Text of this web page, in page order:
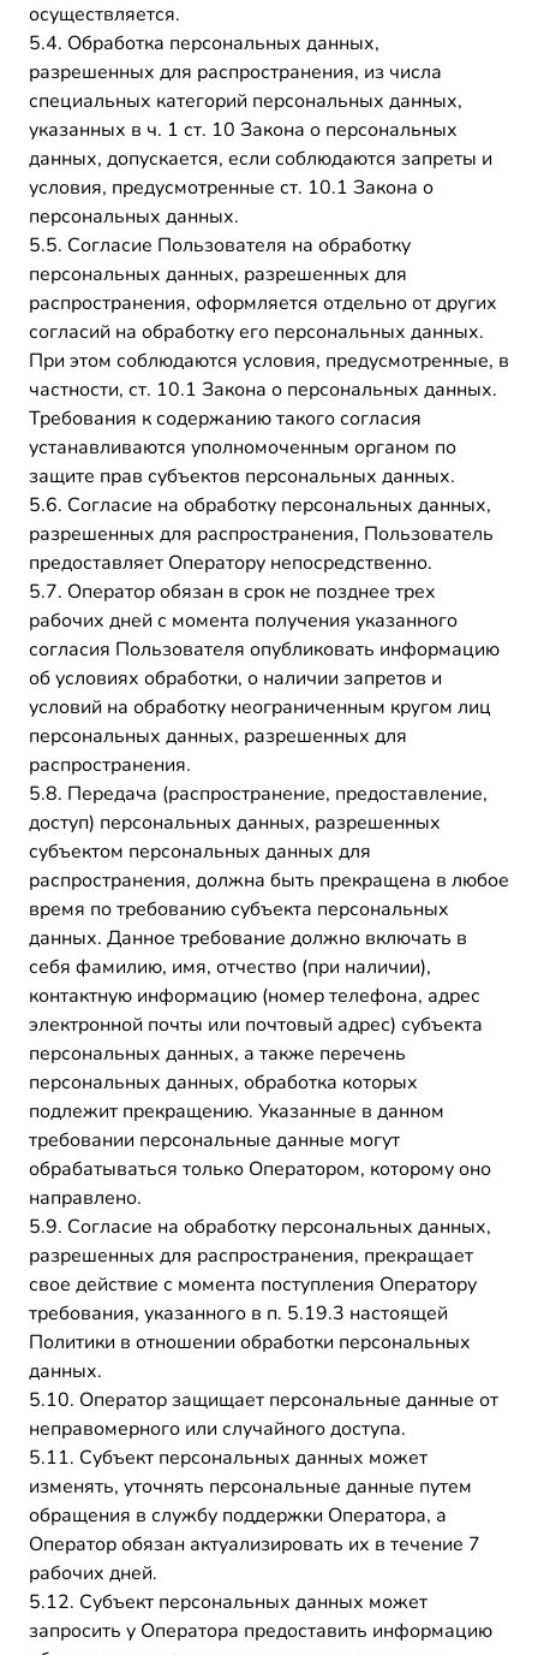
осуществляется.
5.4. Обработка персональных данных,
разрешенных для распространения, из числа
специальных категорий персональных данных,
указанных в ч. 1 ст. 10 Закона о персональных
данных, допускается, если соблюдаются запреты и
условия, предусмотренные ст. 10.1 Закона о
персональных данных.
5.5. Согласие Пользователя на обработку
персональных данных, разрешенных для
распространения, оформляется отдельно от других
согласий на обработку его персональных данных.
При этом соблюдаются условия, предусмотренные, в
частности, ст. 10.1 Закона о персональных данных.
Требования к содержанию такого согласия
устанавливаются уполномоченным органом по
защите прав субъектов персональных данных.
5.6. Согласие на обработку персональных данных,
разрешенных для распространения, Пользователь
предоставляет Оператору непосредственно.
5.7. Оператор обязан в срок не позднее трех
рабочих дней с момента получения указанного
согласия Пользователя опубликовать информацию
об условиях обработки, о наличии запретов и
условий на обработку неограниченным кругом лиц
персональных данных, разрешенных для
распространения.
5.8. Передача (распространение, предоставление,
доступ) персональных данных, разрешенных
субъектом персональных данных для
распространения, должна быть прекращена в любое
время по требованию субъекта персональных
данных. Данное требование должно включать в
себя фамилию, имя, отчество (при наличии),
контактную информацию (номер телефона, адрес
электронной почты или почтовый адрес) субъекта
персональных данных, а также перечень
персональных данных, обработка которых
подлежит прекращению. Указанные в данном
требовании персональные данные могут
обрабатываться только Оператором, которому оно
направлено.
5.9. Согласие на обработку персональных данных,
разрешенных для распространения, прекращает
свое действие с момента поступления Оператору
требования, указанного в п. 5.19.3 настоящей
Политики в отношении обработки персональных
данных.
5.10. Оператор защищает персональные данные от
неправомерного или случайного доступа.
5.11. Субъект персональных данных может
изменять, уточнять персональные данные путем
обращения в службу поддержки Оператора, а
Оператор обязан актуализировать их в течение 7
рабочих дней.
5.12. Субъект персональных данных может
запросить у Оператора предоставить информацию